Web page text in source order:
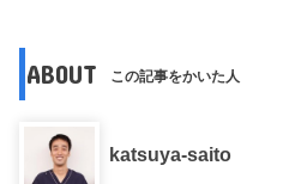
ABOUT この記事をかいた人
katsuya-saito